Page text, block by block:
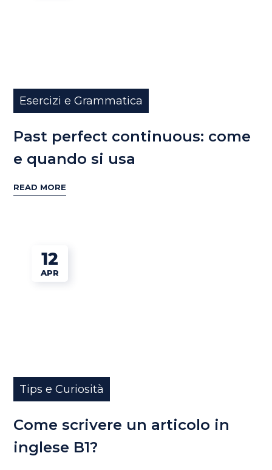
Esercizi e Grammatica
Past perfect continuous: come
e quando si usa
READ MORE
12
APR
Tips e Curiosità
Come scrivere un articolo in
inglese B1?